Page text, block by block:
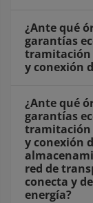
¿Ante qué
garantías
tramitación
y conexión
¿Ante qué
garantías
tramitación
y conexión
red de
conecta y
energía?